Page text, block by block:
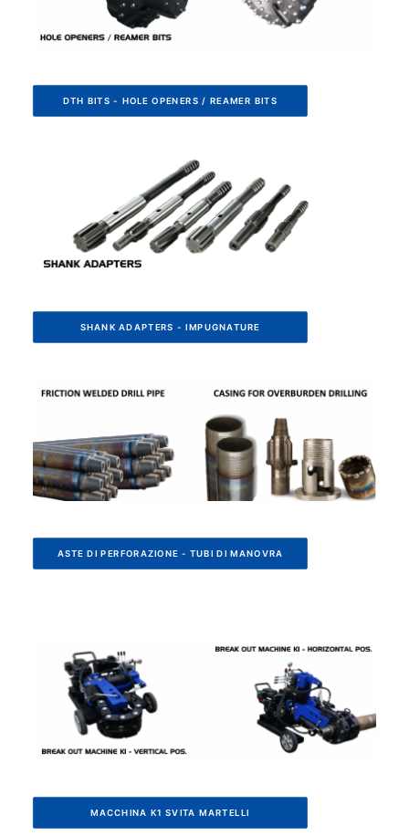
DTH BITS - HOLE OPENERS / REAMER BITS
SHANK ADAPTERS - IMPUGNATURE
ASTE DI PERFORAZIONE - TUBI DI MANOVRA
MACCHINA K1 SVITA MARTELLI